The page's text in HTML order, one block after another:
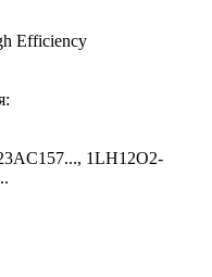
Efficiency
1LH12O2-